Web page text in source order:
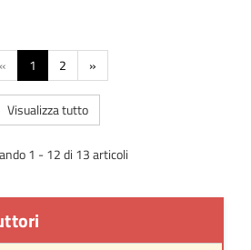
« 1 2 »
Visualizza tutto
1 - 12 di 13 articoli